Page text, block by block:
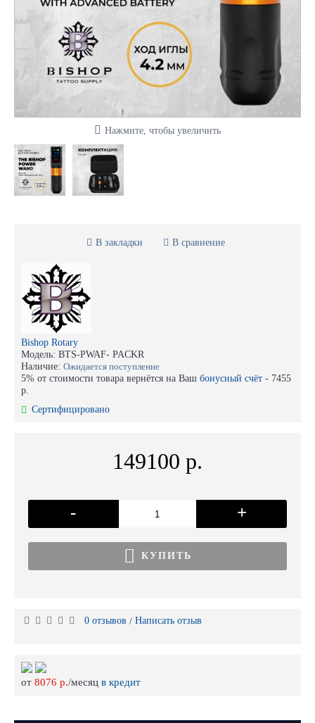
Нажмите, чтобы увеличить
В закладки В сравнение
Bishop Rotary
Модель: BTS-PWAF- PACKR
Наличие: Ожидается поступление
5% от стоимости товара вернётся на Ваш бонусный счёт - 7455
р.
Сертифицировано
149100 р.
- +
КУПИТЬ
0 отзывов / Написать отзыв
от 8076 р./месяц в кредит